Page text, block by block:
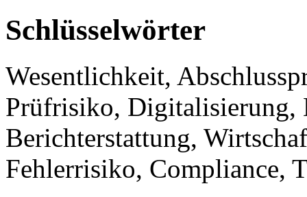
Schlüsselwörter
Wesentlichkeit,
Prüfrisiko, Digitalisierung,
Berichterstattung,
Fehlerrisiko, Compliance,